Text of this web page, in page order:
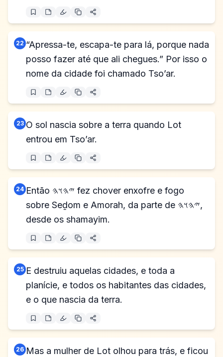
22 “Apressa-te, escapa-te para lá, porque nada
posso fazer até que ali chegues.” Por isso o
nome da cidade foi chamado Tso’ar.
23 O sol nascia sobre a terra quando Lot
entrou em Tso’ar.
24 Então 𐤉𐤄𐤅𐤄 fez chover enxofre e fogo
sobre Seḏom e Amorah, da parte de 𐤉𐤄𐤅𐤄,
desde os shamayim.
25 E destruiu aquelas cidades, e toda a
planície, e todos os habitantes das cidades,
e o que nascia da terra.
26 Mas a mulher de Lot olhou para trás, e ficou